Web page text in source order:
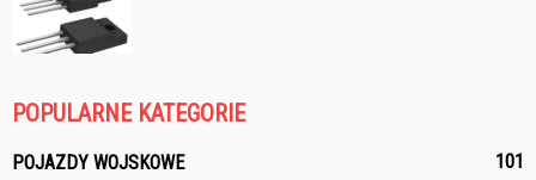
POPULARNE KATEGORIE
POJAZDY WOJSKOWE 101